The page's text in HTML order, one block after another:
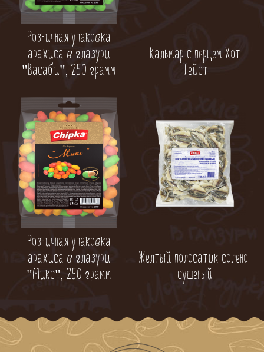
Розничная упаковка
арахиса в глазури
"Васаби", 250 грамм
Кальмар с перцем Хот
Тейст
Розничная упаковка
арахиса в глазури
"Микс", 250 грамм
Желтый полосатик солено-
сушеный